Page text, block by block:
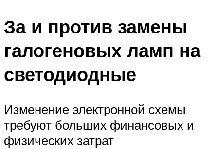
За и против замены
галогеновых ламп на
светодиодные
Изменение электронной схемы
требуют больших финансовых и
физических затрат